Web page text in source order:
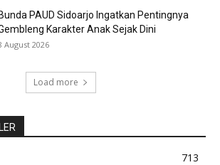
Bunda PAUD Sidoarjo Ingatkan Pentingnya
Karakter Anak Sejak Dini
August 2026
Load more
713